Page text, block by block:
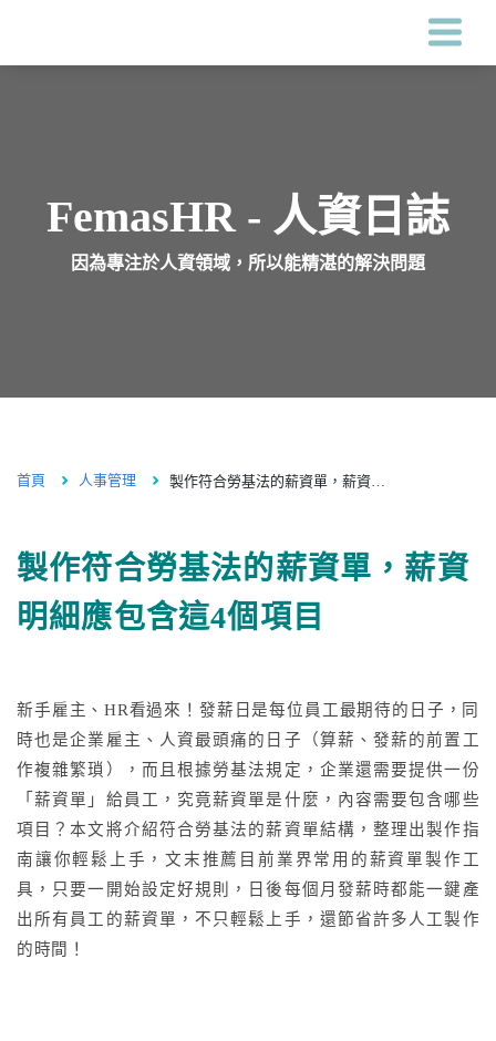
價格
海外服務
更多文章
免費試用
FemasHR - 人資日誌
因為專注於人資領域，所以能精湛的解決問題
首頁 人事管理
製作符合勞基法的薪資單，薪資
明細應包含這4個項目
新手雇主、HR看過來！發薪日是每位員工最期待的日子，同
時也是企業雇主、人資最頭痛的日子（算薪、發薪的前置工
作複雜繁瑣），而且根據勞基法規定，企業還需要提供一份
「薪資單」給員工，究竟薪資單是什麼，內容需要包含哪些
項目？本文將介紹符合勞基法的薪資單結構，整理出製作指
南讓你輕鬆上手，文末推薦目前業界常用的薪資單製作工
具，只要一開始設定好規則，日後每個月發薪時都能一鍵產
出所有員工的薪資單，不只輕鬆上手，還節省許多人工製作
的時間！